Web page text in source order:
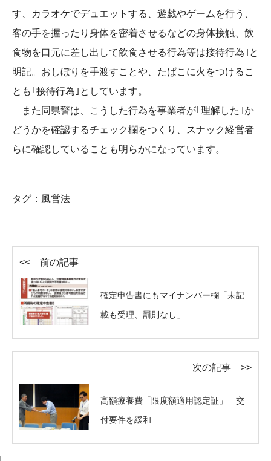
す、カラオケでデュエットする、遊戯やゲームを行う、
客の手を握ったり身体を密着させるなどの身体接触、飲
食物を口元に差し出して飲食させる行為等は接待行為｣と
明記。おしぼりを手渡すことや、たばこに火をつけるこ
とも｢接待行為｣としています。
また同県警は、こうした行為を事業者が｢理解した｣か
どうかを確認するチェック欄をつくり、スナック経営者
らに確認していることも明らかになっています。
タグ： 風営法
<< 前の記事
確定申告書にもマイナンバー欄「未記
載も受理、罰則なし」
次の記事 >>
高額療養費「限度額適用認定証」 交
付要件を緩和